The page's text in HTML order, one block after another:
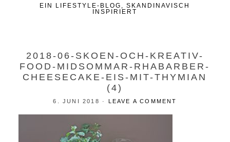
EIN LIFESTYLE-BLOG, SKANDINAVISCH
INSPIRIERT
2018-06-SKOEN-OCH-KREATIV-
FOOD-MIDSOMMAR-RHABARBER-
CHEESECAKE-EIS-MIT-THYMIAN
(4)
6. JUNI 2018 · LEAVE A COMMENT